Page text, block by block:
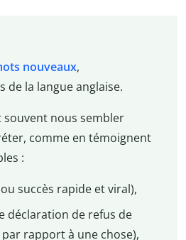
nouveaux,
de la langue anglaise.
souvent nous sembler
comme en témoignent
:
succès rapide et viral),
déclaration de refus de
rapport à une chose),